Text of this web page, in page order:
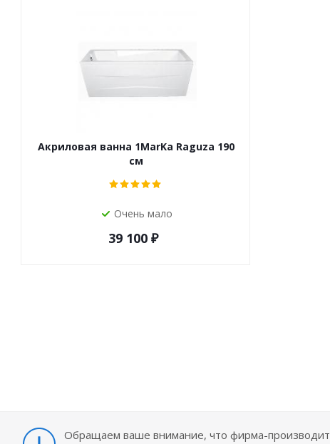
Акриловая ванна 1MarKa Raguza 190
см
Очень мало
39 100 ₽
Обращаем ваше внимание, что фирма-